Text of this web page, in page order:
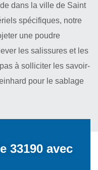
dans la ville de Saint
spécifiques, notre
une poudre
les salissures et les
à solliciter les savoir-
pour le sablage
33190 avec